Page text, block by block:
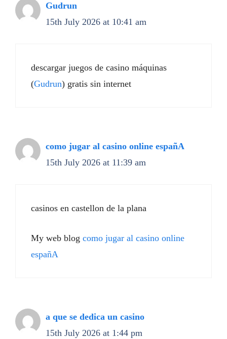
Gudrun
15th July 2026 at 10:41 am
descargar juegos de casino máquinas
(Gudrun) gratis sin internet
como jugar al casino online españA
15th July 2026 at 11:39 am
casinos en castellon de la plana
My web blog como jugar al casino online
españA
a que se dedica un casino
15th July 2026 at 1:44 pm